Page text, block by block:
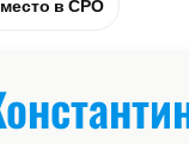
место в СРО